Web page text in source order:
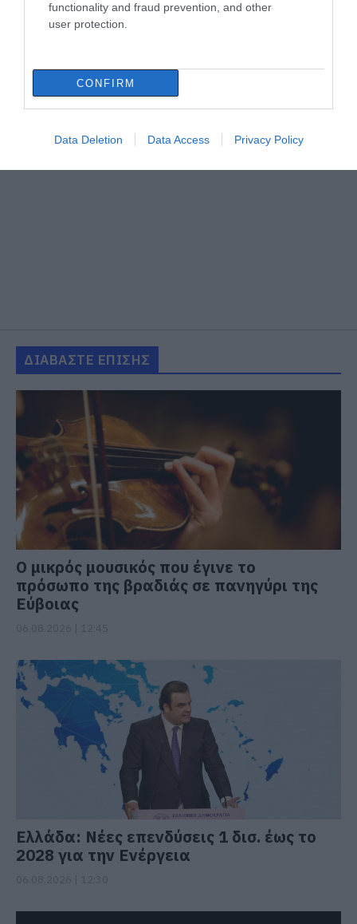
functionality and fraud prevention, and other
user protection.
CONFIRM
Data Deletion Data Access Privacy Policy
ΔΙΑΒΑΣΤΕ ΕΠΙΣΗΣ
Ο μικρός μουσικός που έγινε το
πρόσωπο της βραδιάς σε πανηγύρι της
Εύβοιας
Ελλάδα: Νέες επενδύσεις 1 δισ. έως το
2028 για την Ενέργεια